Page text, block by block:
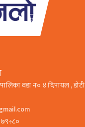
वडा न० ४ दिपायल , डाेटी